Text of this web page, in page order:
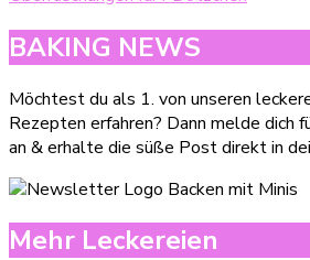
BAKING NEWS
Möchtest du als 1. von unseren
Rezepten erfahren? Dann melde dich
an & erhalte die süße Post direkt in
Mehr Leckereien